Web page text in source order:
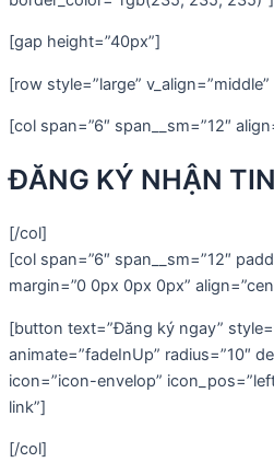
[gap height=”40px”]
[row style=”large”
[col span=”6″ span__sm=”12″
ĐĂNG KÝ NHẬN TIN
[/col]
[col span=”6″ span__sm=”12″
margin=”0 0px 0px 0px”
[button text=”Đăng ký ngay”
animate=”fadeInUp” radius=”10″
icon=”icon-envelop”
link”]
[/col]